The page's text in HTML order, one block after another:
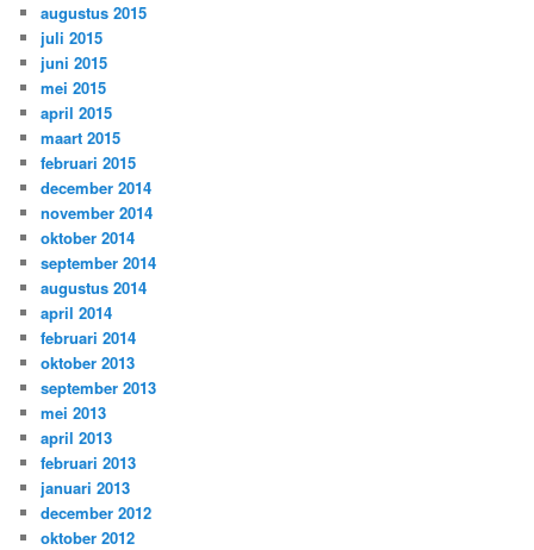
augustus 2015
juli 2015
juni 2015
mei 2015
april 2015
maart 2015
februari 2015
december 2014
november 2014
oktober 2014
september 2014
augustus 2014
april 2014
februari 2014
oktober 2013
september 2013
mei 2013
april 2013
februari 2013
januari 2013
december 2012
oktober 2012